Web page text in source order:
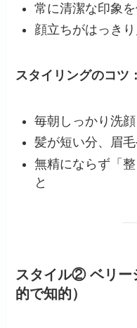
常に清潔な印象
顔立ちがはっき
スタイリングのコツ：
毎朝しっかり洗
髪が短い分、眉
無精にならず「
と
スタイル② ベリー
的で知的）